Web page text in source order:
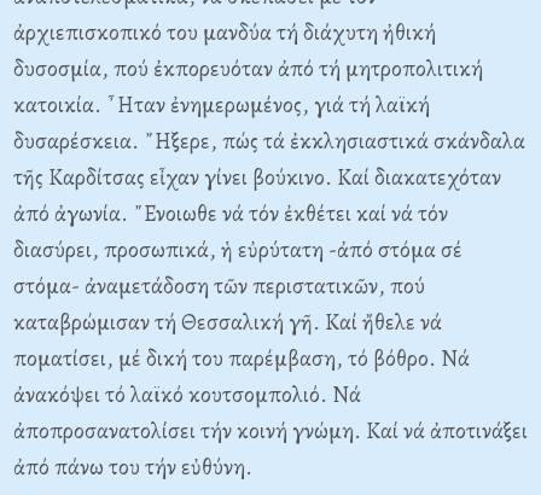
ἀρχιεπισκοπικό του μανδύα τή διάχυτη ἠθική
δυσοσμία, πού ἐκπορευόταν ἀπό τή μητροπολιτική
κατοικία. ῏Ηταν ἐνημερωμένος, γιά τή λαϊκή
δυσαρέσκεια. ῎Ηξερε, πώς τά ἐκκλησιαστικά σκάνδαλα
τῆς Καρδίτσας εἶχαν γίνει βούκινο. Καί διακατεχόταν
ἀπό ἀγωνία. ῎Ενοιωθε νά τόν ἐκθέτει καί νά τόν
διασύρει, προσωπικά, ἡ εὐρύτατη -ἀπό στόμα σέ
στόμα- ἀναμετάδοση τῶν περιστατικῶν, πού
καταβρώμισαν τή Θεσσαλική γῆ. Καί ἤθελε νά
ποματίσει, μέ δική του παρέμβαση, τό βόθρο. Νά
ἀνακόψει τό λαϊκό κουτσομπολιό. Νά
ἀποπροσανατολίσει τήν κοινή γνώμη. Καί νά ἀποτινάξει
ἀπό πάνω του τήν εὐθύνη.